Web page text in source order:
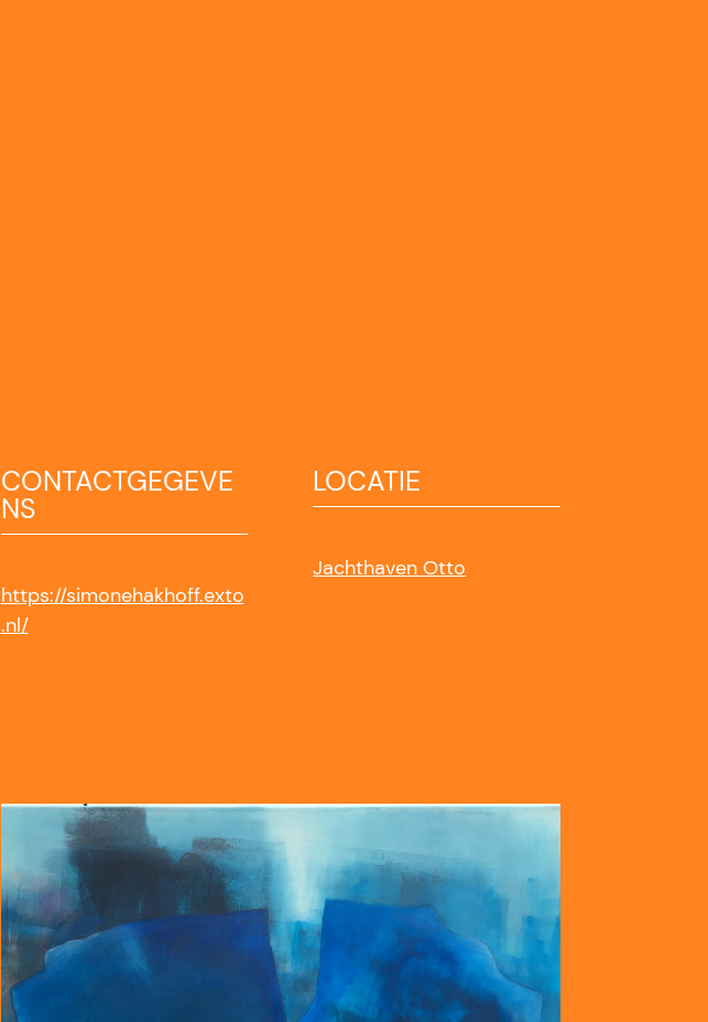
CONTACTGEGEVE
NS
https://simonehakhoff.exto
.nl/
LOCATIE
Jachthaven Otto